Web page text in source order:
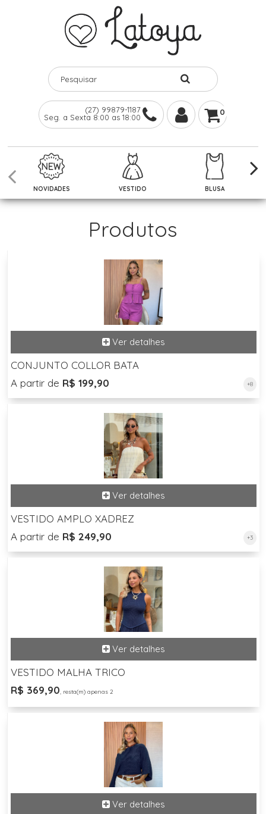
(27) 99879-1187
Seg. a Sexta 8:00 as 18:00
0
NOVIDADES VESTIDO BLUSA
Produtos
CONJUNTO COLLOR BATA
A partir de R$ 199,90 +8
VESTIDO AMPLO XADREZ
A partir de R$ 249,90 +3
VESTIDO MALHA TRICO
R$ 369,90, resta(m) apenas 2